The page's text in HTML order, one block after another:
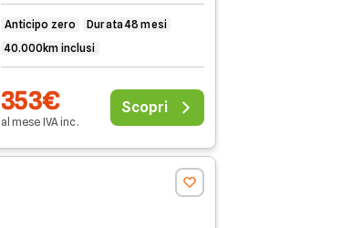
Anticipo zero
Durata 48 mesi
40.000km inclusi
353€
al mese IVAinc.
Scopri